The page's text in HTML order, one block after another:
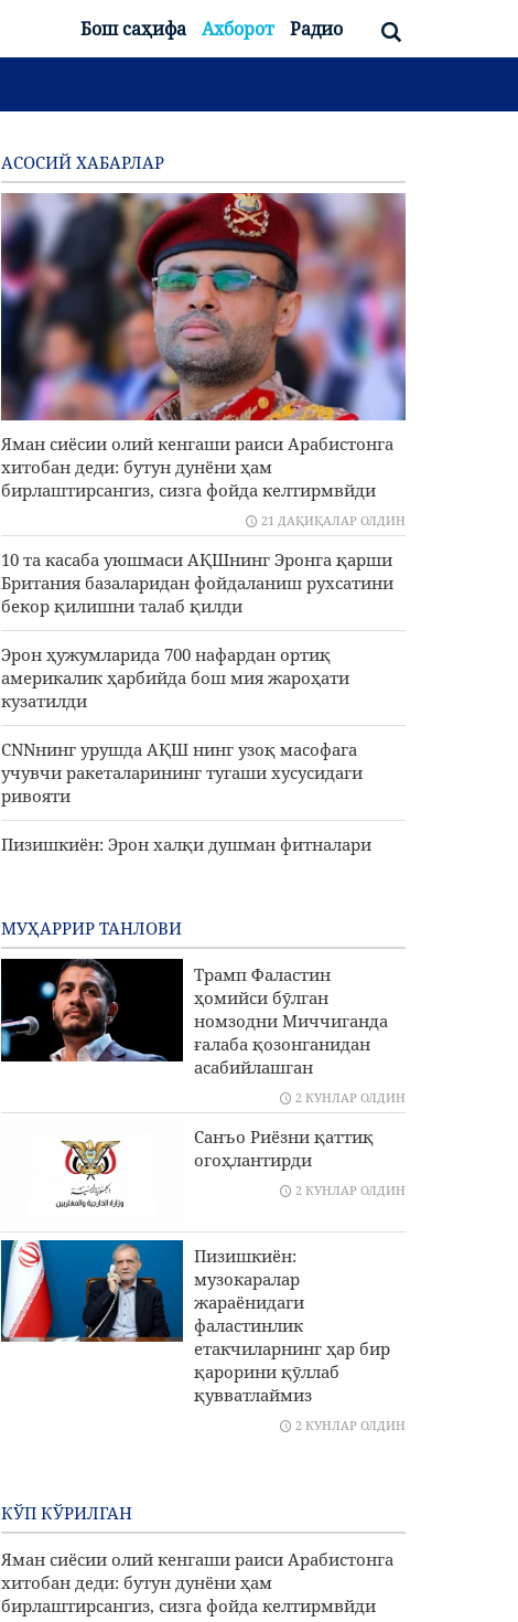
Бош саҳифа Ахборот Радио
АСОСИЙ ХАБАРЛАР
Яман сиёсии олий кенгаши раиси Арабистонга
хитобан деди: бутун дунёни ҳам
бирлаштирсангиз, сизга фойда келтирмвйди
21 ДАҚИҚАЛАР ОЛДИН
10 та касаба уюшмаси АҚШнинг Эронга қарши
Британия базаларидан фойдаланиш рухсатини
бекор қилишни талаб қилди
Эрон ҳужумларида 700 нафардан ортиқ
америкалик ҳарбийда бош мия жароҳати
кузатилди
CNNнинг урушда АҚШ нинг узоқ масофага
учувчи ракеталарининг тугаши хусусидаги
ривояти
Пизишкиён: Эрон халқи душман фитналари
МУҲАРРИР ТАНЛОВИ
Трамп Фаластин
ҳомийси бӯлган
номзодни Миччиганда
ғалаба қозонганидан
асабийлашган
2 КУНЛАР ОЛДИН
Санъо Риёзни қаттиқ
огоҳлантирди
2 КУНЛАР ОЛДИН
Пизишкиён:
музокаралар
жараёнидаги
фаластинлик
етакчиларнинг ҳар бир
қарорини қӯллаб
қувватлаймиз
2 КУНЛАР ОЛДИН
КЎП КЎРИЛГАН
Яман сиёсии олий кенгаши раиси Арабистонга
хитобан деди: бутун дунёни ҳам
бирлаштирсангиз, сизга фойда келтирмвйди